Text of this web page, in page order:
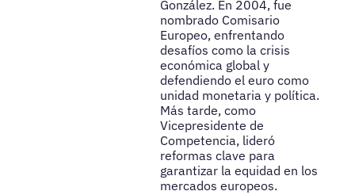
González. En 2004, fue
nombrado Comisario
Europeo, enfrentando
desafíos como la crisis
económica global y
defendiendo el euro como
unidad monetaria y política.
Más tarde, como
Vicepresidente de
Competencia, lideró
reformas clave para
garantizar la equidad en los
mercados europeos.